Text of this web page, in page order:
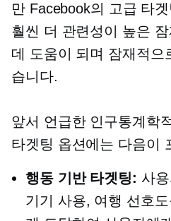
만 Facebook의 고급 타
훨씬 더 관련성이 높은
데 도움이 되며 잠재적으
습니다.
앞서 언급한 인구통계학
타겟팅 옵션에는 다음이
행동 기반타겟팅: 사
기기 사용, 여행 선호